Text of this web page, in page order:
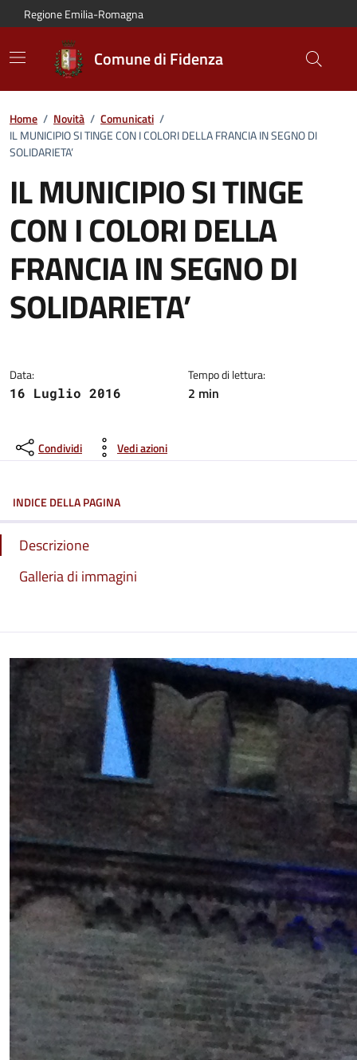
Vai al contenuto principale
Vai alla navigazione del sito
Vai al piede di pagina
Regione Emilia-Romagna
Comune di Fidenza
Home / Novità / Comunicati /
IL MUNICIPIO SI TINGE CON I COLORI DELLA FRANCIA IN SEGNO DI
SOLIDARIETA’
IL MUNICIPIO SI TINGE
CON I COLORI DELLA
FRANCIA IN SEGNO DI
SOLIDARIETA’
Data:
16 Luglio 2016
Tempo di lettura:
2 min
Condividi Vedi azioni
INDICE DELLA PAGINA
Descrizione
Galleria di immagini